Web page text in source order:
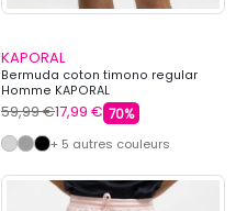
KAPORAL
Bermuda coton timono regular
Homme KAPORAL
59,99 €17,99 € 70%
+ 5 autres couleurs